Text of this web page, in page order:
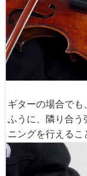
ギターの場合で
ふうに、隣り合う
ニングを行えるこ